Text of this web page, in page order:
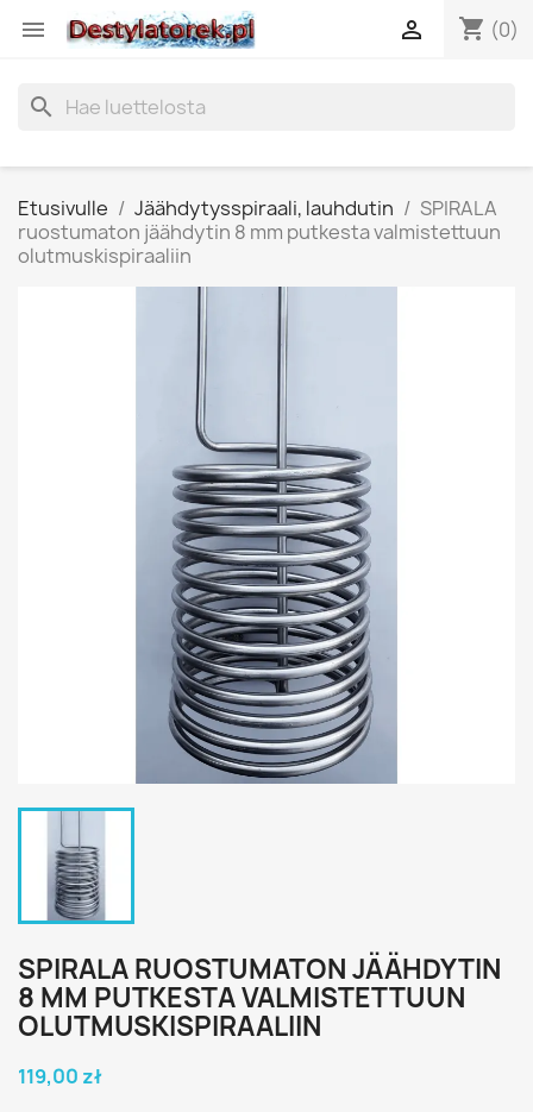
 shopping_cart (0)

search
Etusivulle Jäähdytysspiraali, lauhdutin
SPIRALA
ruostumaton jäähdytin 8 mm putkesta valmistettuun
olutmuskispiraaliin
SPIRALA RUOSTUMATON JÄÄHDYTIN
8 MM PUTKESTA VALMISTETTUUN
OLUTMUSKISPIRAALIIN
119,00 zł